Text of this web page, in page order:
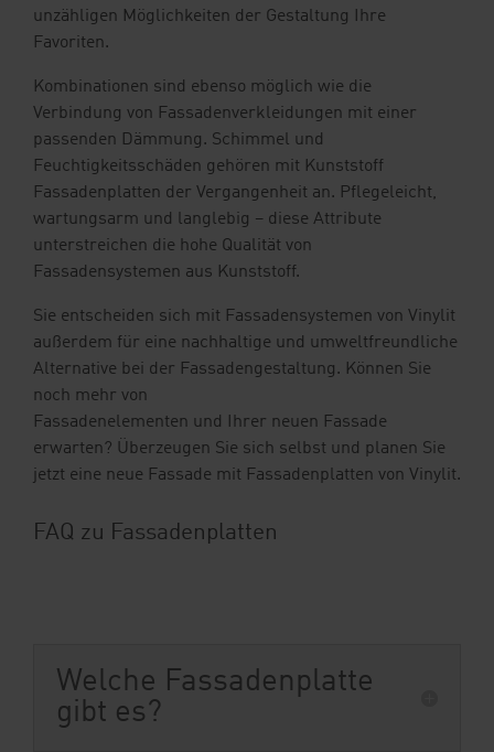
unzähligen Möglichkeiten der Gestaltung Ihre
Favoriten.
Kombinationen sind ebenso möglich wie die
Verbindung von Fassadenverkleidungen mit einer
passenden Dämmung. Schimmel und
Feuchtigkeitsschäden gehören mit Kunststoff
Fassadenplatten der Vergangenheit an. Pflegeleicht,
wartungsarm und langlebig – diese Attribute
unterstreichen die hohe Qualität von
Fassadensystemen aus Kunststoff.
Sie entscheiden sich mit Fassadensystemen von Vinylit
außerdem für eine nachhaltige und umweltfreundliche
Alternative bei der Fassadengestaltung. Können Sie
noch mehr von
Fassadenelementen und Ihrer neuen Fassade
erwarten? Überzeugen Sie sich selbst und planen Sie
jetzt eine neue Fassade mit Fassadenplatten von Vinylit.
FAQ zu Fassadenplatten
Welche Fassadenplatte
gibt es?